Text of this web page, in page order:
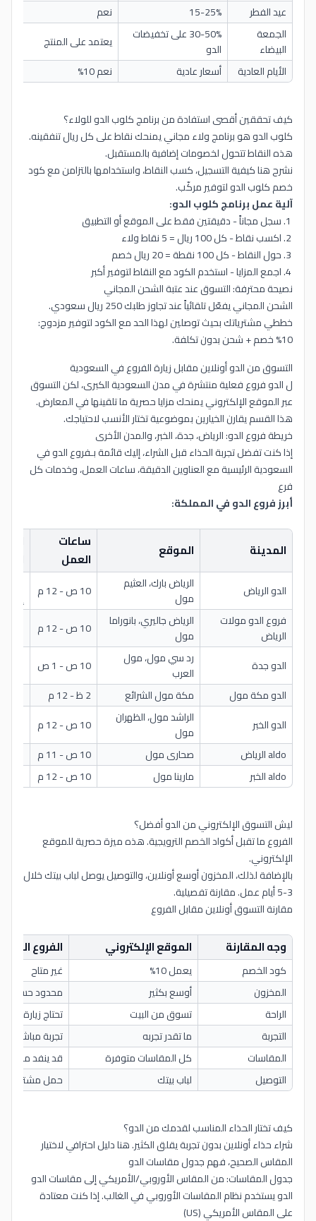
عيد الفطر
15-25% نعم
الجمعة
البيضاء
30-50% على تخفيضات
الدو
يعتمد على المنتج
الأيام العادية
أسعار عادية نعم 10%
كيف تحققين أقصى استفادة من برنامج كلوب الدو للولاء؟
كلوب الدو هو برنامج ولاء مجاني يمنحك نقاط على كل ريال تنفقينه.
هذه النقاط تتحول لخصومات إضافية بالمستقبل.
نشرح هنا كيفية التسجيل، كسب النقاط، واستخدامها بالتزامن مع كود
خصم كلوب الدو لتوفير مركّب.
آلية عمل برنامج كلوب الدو:
سجل مجاناً - دقيقتين فقط على الموقع أو التطبيق
اكسب نقاط - كل 100 ريال = 5 نقاط ولاء
حول النقاط - كل 100 نقطة = 20 ريال خصم
اجمع المزايا - استخدم الكود مع النقاط لتوفير أكبر
نصيحة محترفة: التسوق عند عتبة الشحن المجاني
الشحن المجاني يفعّل تلقائياً عند تجاوز طلبك 250 ريال سعودي.
خططي مشترياتك بحيث توصلين لهذا الحد مع الكود لتوفير مزدوج:
10% خصم + شحن بدون تكلفة.
التسوق من الدو أونلاين مقابل زيارة الفروع في السعودية
ل الدو فروع فعلية منتشرة في مدن السعودية الكبرى، لكن التسوق
عبر الموقع الإلكتروني يمنحك مزايا حصرية ما تلقينها في المعارض.
هذا القسم يقارن الخيارين بموضوعية تختار الأنسب لاحتياجك.
خريطة فروع الدو: الرياض، جدة، الخبر، والمدن الأخرى
إذا كنت تفضل تجربة الحذاء قبل الشراء، إليك قائمة بـفروع الدو في
السعودية الرئيسية مع العناوين الدقيقة، ساعات العمل، وخدمات كل
فرع
أبرز فروع الدو في المملكة:
المدينة الموقع
ساعات
العمل
الدو الرياض
الرياض بارك، العثيم
مول
10 ص - 12 م
فروع الدو مولات
الرياض
الرياض جاليري، بانوراما
مول
10 ص - 12 م
الدو جدة
رد سي مول، مول
العرب
10 ص - 1 ص
الدو مكة مول
مكة مول الشرائع 2 ظ - 12 م
الدو الخبر
الراشد مول، الظهران
مول
10 ص - 12 م
aldo الرياض
صحارى مول 10 ص - 11 م
aldo الخبر
مارينا مول 10 ص - 12 م
ليش التسوق الإلكتروني من الدو أفضل؟
الفروع ما تقبل أكواد الخصم الترويجية. هذه ميزة حصرية للموقع
الإلكتروني.
بالإضافة لذلك، المخزون أوسع أونلاين، والتوصيل يوصل لباب بيتك خلال
3-5 أيام عمل. مقارنة تفصيلية.
مقارنة التسوق أونلاين مقابل الفروع
وجه المقارنة الموقع الإلكتروني الفروع
كود الخصم يعمل 10%
غير متاح
المخزون
أوسع بكثير
محدود حسب
الراحة
تسوق من البيت
تحتاج زيارة
التجربة
ما تقدر تجربه
تجربة مباشرة
المقاسات
كل المقاسات متوفرة
قد ينفد
التوصيل
لباب بيتك حمل مشترياتك
كيف تختار الحذاء المناسب لقدمك من الدو؟
شراء حذاء أونلاين بدون تجربة يقلق الكثير. هنا دليل احترافي لاختيار
المقاس الصحيح، فهم جدول مقاسات الدو
جدول المقاسات: من المقاس الأوروبي/الأمريكي إلى مقاسات الدو
الدو يستخدم نظام المقاسات الأوروبي في الغالب. إذا كنت معتادة
على المقاس الأمريكي (US)